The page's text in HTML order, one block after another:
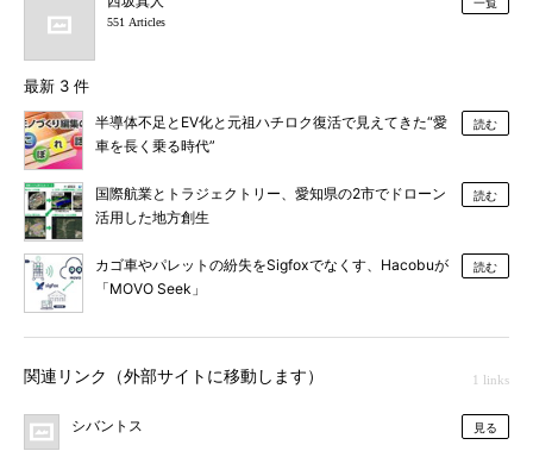
551 Articles
最新 3 件
半導体不足とEV化と元祖ハチロク復活で見えてきた“愛
車を長く乗る時代”
読む
国際航業とトラジェクトリー、愛知県の2市でドローン
活用した地方創生
読む
カゴ車やパレットの紛失をSigfoxでなくす、Hacobuが
「MOVO Seek」
読む
関連リンク（外部サイトに移動します） 1 links
シバントス 見る